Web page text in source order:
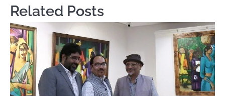
Related Posts